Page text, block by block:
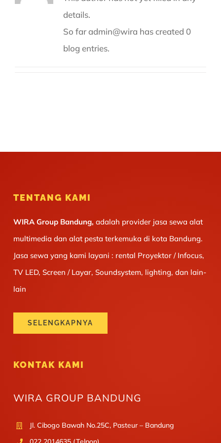
details.
So far admin@wira has created 0
blog entries.
TENTANG KAMI
WIRA Group Bandung, adalah provider jasa sewa alat
multimedia dan alat pesta terkemuka di kota Bandung.
Jasa sewa yang kami layani : rental Proyektor / Infocus,
TV LED, Screen / Layar, Soundsystem, lighting, dan lain-
lain
SELENGKAPNYA
KONTAK KAMI
WIRA GROUP BANDUNG
Jl. Cibogo Bawah No.25C, Pasteur – Bandung